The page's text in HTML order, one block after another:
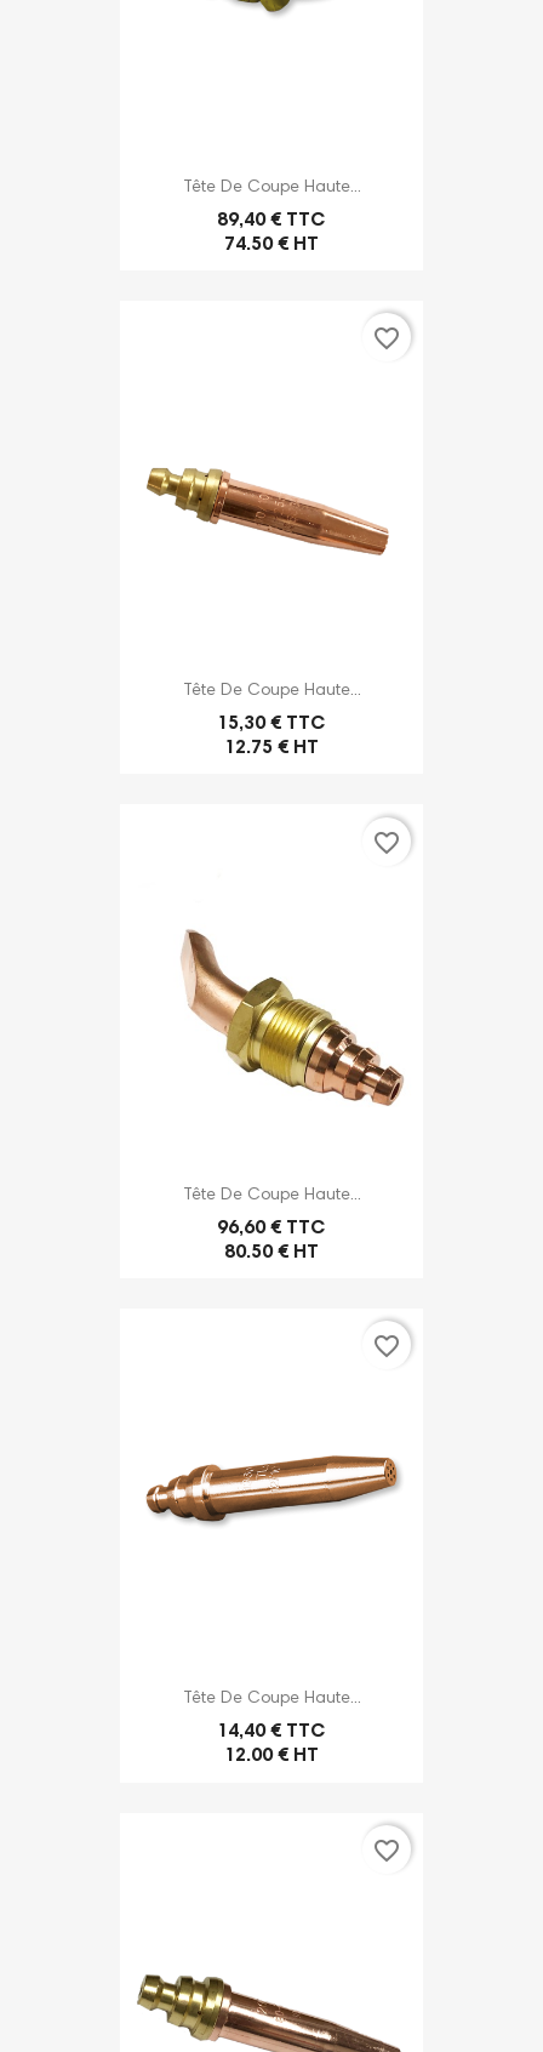
Tête De Coupe Haute...
89,40 € TTC
74.50 € HT
Tête De Coupe Haute...
15,30 € TTC
12.75 € HT
favorite_border
Tête De Coupe Haute...
96,60 € TTC
80.50 € HT
favorite_border
Tête De Coupe Haute...
14,40 € TTC
12.00 € HT
favorite_border
favorite_border